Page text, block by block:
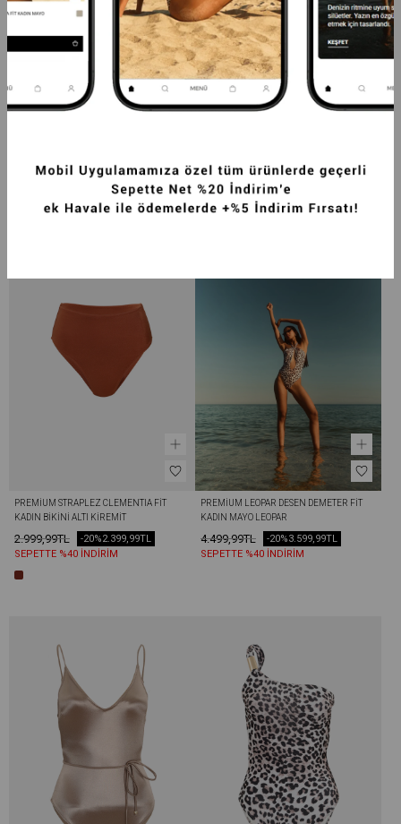
FISTO DETAYLI CUT OUT V YAKA SLIM FIT
KADIN MINI ELBISE BEYAZ
ETEĞI GIPELI BÜZGÜ DETAYLI SLIM FIT
KADIN MINI ELBISE PEMBE
PREMIUM STRAPLEZ CLEMENTIA FIT
KADIN BIKINI ALTI KIREMIT
2.999,99TL 2.399,99TL
-20%
SEPETTE %40 İNDİRİM
PREMIUM LEOPAR DESEN DEMETER FIT
KADIN MAYO LEOPAR
4.499,99TL 3.599,99TL
-20%
SEPETTE %40 İNDİRİM